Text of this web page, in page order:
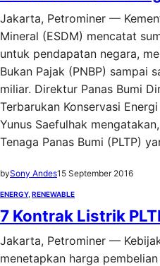
Jakarta, Petrominer —
Mineral (ESDM) mencatat
untuk pendapatan negara,
Bukan Pajak (PNBP) sampai
miliar. Direktur Panas Bumi
Terbarukan Konservasi
Yunus Saefulhak
Tenaga Panas Bumi (PLTP)
bySony Andes15 September 2016
ENERGY, RENEWABLE
7 Kontrak Listrik
Jakarta, Petrominer —
menetapkan harga